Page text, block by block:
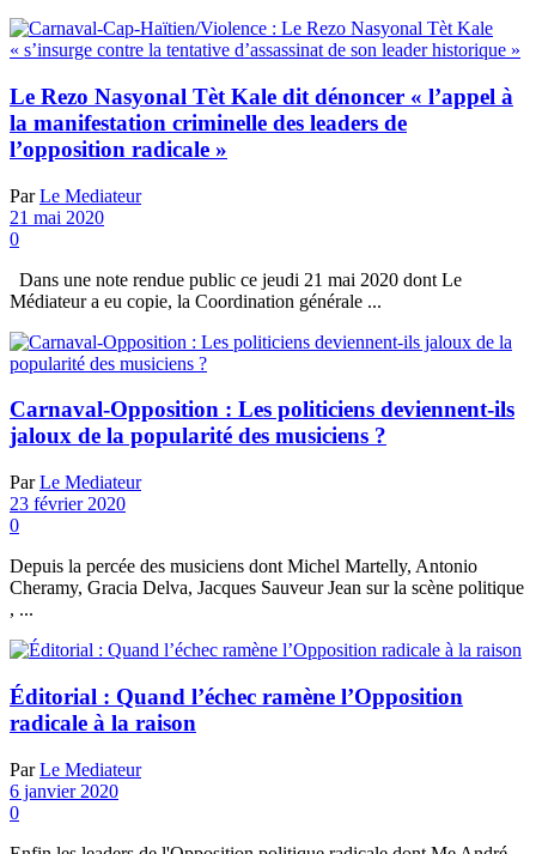
Le Rezo Nasyonal Tèt Kale dit dénoncer « l’appel à
la manifestation criminelle des leaders de
l’opposition radicale »
Par Le Mediateur
21 mai 2020
0
Dans une note rendue public ce jeudi 21 mai 2020 dont Le
Médiateur a eu copie, la Coordination générale ...
Carnaval-Opposition : Les politiciens deviennent-ils
jaloux de la popularité des musiciens ?
Par Le Mediateur
23 février 2020
0
Depuis la percée des musiciens dont Michel Martelly, Antonio
Cheramy, Gracia Delva, Jacques Sauveur Jean sur la scène politique
, ...
Éditorial : Quand l’échec ramène l’Opposition
radicale à la raison
Par Le Mediateur
6 janvier 2020
0